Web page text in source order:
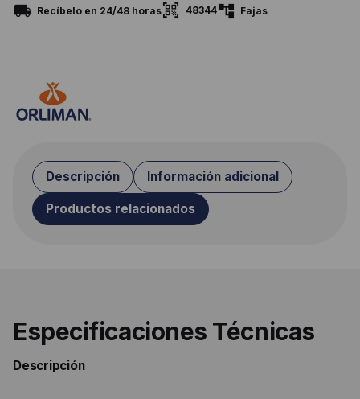
Recíbelo en 24/48 horas 48344 Fajas
Descripción Información adicional
Productos relacionados
Especificaciones Técnicas
Descripción